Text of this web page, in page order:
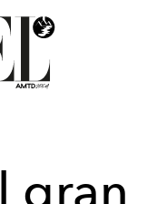
gran